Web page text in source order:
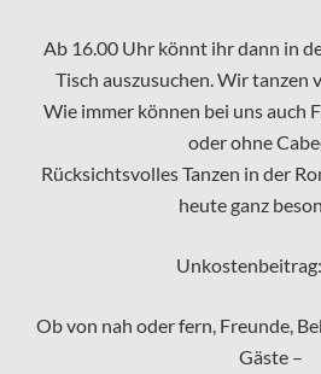
Ab 16.00 Uhr könnt ihr dann in
Tisch auszusuchen. Wir tanzen
Wie immer können bei uns auch
oder ohne
Rücksichtsvolles Tanzen in der
heute ganz
Unkostenbeitrag:
Ob von nah oder fern, Freunde,
Gäste –